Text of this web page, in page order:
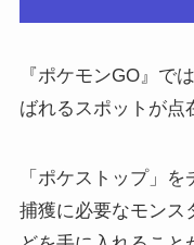
『ポケモンGO』で
ばれるスポットが点
「ポケストップ」
捕獲に必要なモンス